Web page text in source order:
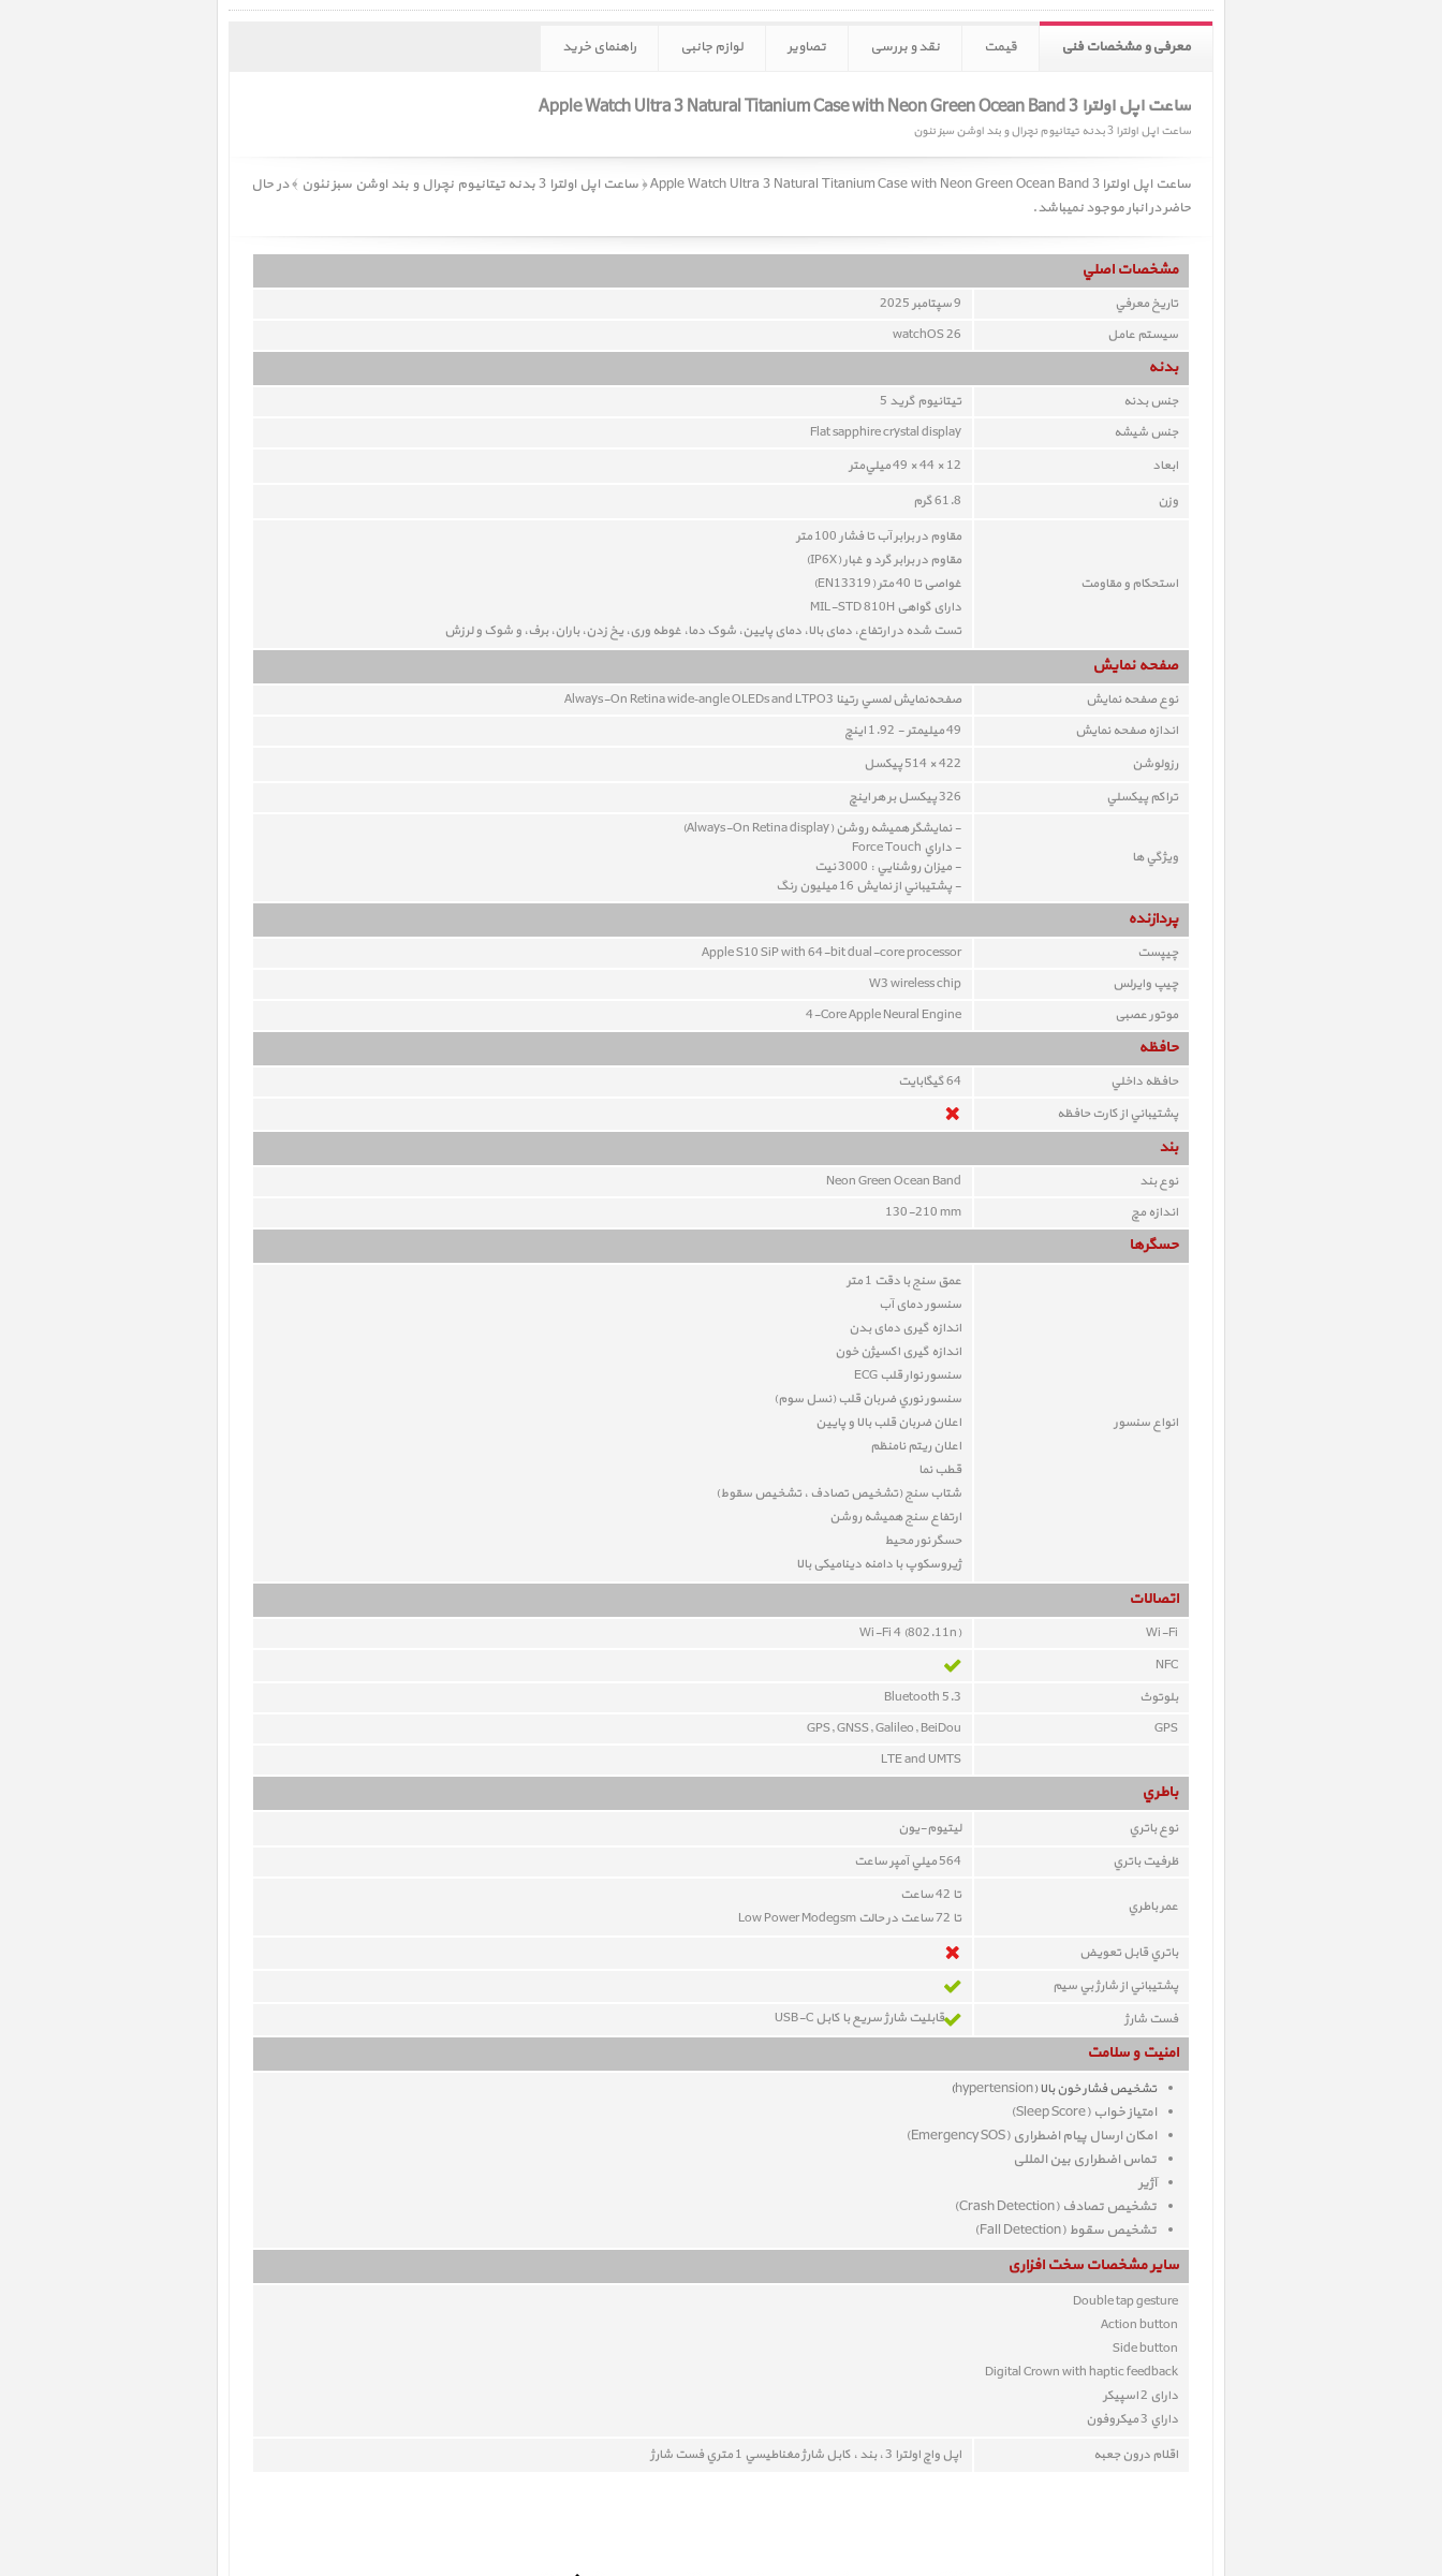
معرفی و مشخصات فنی قیمت نقد و بررسی تصاویر لوازم جانبی راهنمای خرید
ساعت اپل اولترا 3 Apple Watch Ultra 3 Natural Titanium Case with Neon Green Ocean Band
ساعت اپل اولترا 3 بدنه تیتانیوم نچرال و بند اوشن سبز نئون
ساعت اپل اولترا 3 Apple Watch Ultra 3 Natural Titanium Case with Neon Green Ocean Band ﴿ ساعت اپل اولترا 3 بدنه تیتانیوم نچرال و بند اوشن سبز نئون ﴾ در حال
حاضر در انبار موجود نمیباشد.
مشخصات اصلي
تاريخ معرفي
9 سپتامبر 2025
سيستم عامل
watchOS 26
بدنه
جنس بدنه
تیتانیوم گرید 5
جنس شيشه
Flat sapphire crystal display
ابعاد
12 × 44 × 49 ميلي‌متر
وزن
61.8 گرم
استحکام و مقاومت
مقاوم در برابر آب تا فشار 100 متر
مقاوم در برابر گرد و غبار (IP6X)
غواصی تا 40 متر (
EN13319
)
دارای گواهی MIL-STD 810H
تست شده در ارتفاع، دمای بالا، دمای پایین، شوک دما، غوطه وری، یخ زدن، باران، برف، و شوک و لرزش
صفحه نمايش
نوع صفحه نمايش
صفحه‌نمايش لمسي رتينا Always-On Retina wide‑angle OLEDs and LTPO3
اندازه صفحه نمايش
49 ميليمتر - 1.92 اینچ
رزولوشن
422 × 514 پيکسل
تراکم پيکسلي
326 پيکسل بر هر اينچ
ويژگي ها
- نمايشگر همیشه روشن (Always-On Retina display)
- داراي Force Touch
- ميزان روشنايي : 3000 نيت
- پشتيباني از نمايش 16 ميليون رنگ
پردازنده
چيپست
Apple S10 SiP with 64-bit dual-core processor
چيپ وايرلس
W3 wireless chip
موتور عصبی
4-Core Apple Neural Engine
حافظه
حافظه داخلي
64 گيگابايت
پشتيباني از کارت حافظه
بند
نوع بند
Neon Green Ocean Band
اندازه مچ
130-210 mm
حسگرها
انواع سنسور
عمق سنج با دقت 1 متر
سنسور دمای آب
اندازه گیری دمای بدن
اندازه گیری اکسیژن خون
سنسور نوار قلب ECG
سنسور نوري ضربان قلب (نسل سوم)
اعلان ضربان قلب بالا و پایین
اعلان ریتم نامنظم
قطب نما
شتاب سنج (تشخیص تصادف ، تشخیص سقوط)
ارتفاع سنج همیشه روشن
حسگر نور محیط
ژیروسکوپ با دامنه دینامیکی بالا
اتصالات
Wi-Fi
Wi-Fi 4 (802.11n)
NFC
بلوتوث
Bluetooth 5.3
GPS
GPS, GNSS, Galileo, BeiDou
LTE and UMTS
باطري
نوع باتري
ليتيوم-يون
ظرفيت باتري
564 ميلي آمپر ساعت
عمر باطري
تا 42 ساعت
تا 72 ساعت در حالت Low Power Modegsm
باتري قابل تعويض
پشتيباني از شارژ بي سيم
فست شارژ
قابلیت شارژ سریع با کابل USB-C
امنیت و سلامت
تشخیص فشار خون بالا (hypertension
)
امتیاز خواب (Sleep Score)
امکان ارسال پیام اضطراری (Emergency SOS)
تماس اضطراری بین المللی
آژیر
تشخیص تصادف (Crash Detection)
تشخيص سقوط (Fall Detection)
ساير مشخصات سخت افزاری
Double tap gesture
Action button
Side button
Digital Crown with haptic feedback
دارای 2 اسپیکر
داراي 3 ميکروفون
اقلام درون جعبه
اپل واچ اولترا 3 ، بند ، کابل شارژ مغناطيسي 1 متري فست شارژ